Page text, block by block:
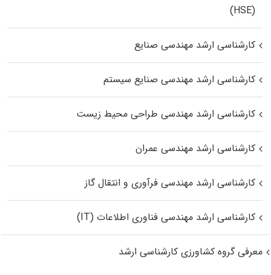
(HSE)
کارشناسی ارشد مهندسی صنایع
کارشناسی ارشد مهندسی صنایع سیستم
کارشناسی ارشد مهندسی طراحی محیط زیست
کارشناسی ارشد مهندسی عمران
کارشناسی ارشد مهندسی فرآوری و انتقال گاز
کارشناسی ارشد مهندسی فناوری اطلاعات (IT)
معرفی گروه کشاورزی کارشناسی ارشد